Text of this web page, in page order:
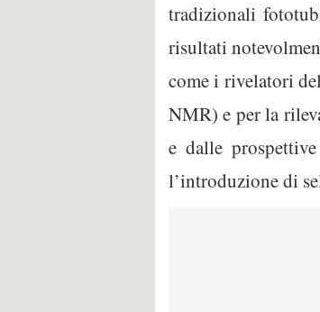
tradizionali
risultati
come i rivelatori
NMR) e per la
e dalle
l’introduzione di